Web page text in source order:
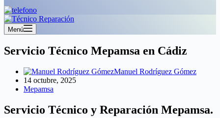
Menú
Servicio Técnico Mepamsa en Cádiz
Manuel Rodríguez Gómez
14 octubre, 2025
Mepamsa
Servicio Técnico y Reparación Mepamsa.